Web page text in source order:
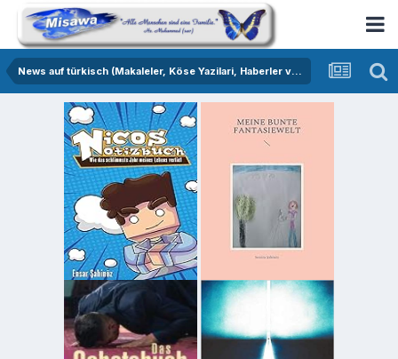
News auf türkisch (Makaleler, Köse Yazilari, Haberler vs.)